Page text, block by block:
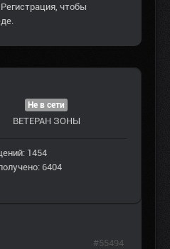
Регистрация , чтобы
Не в сети
ВЕТЕРАН ЗOНЫ
1454
6404
#55494